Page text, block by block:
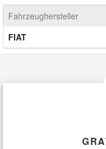
Fahrzeughersteller
FIAT
Mitsubishi
Skoda Ersatzteile